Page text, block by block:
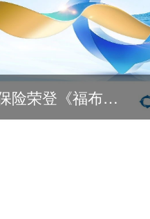
第378位！新华保险荣登《福布斯》全球500强